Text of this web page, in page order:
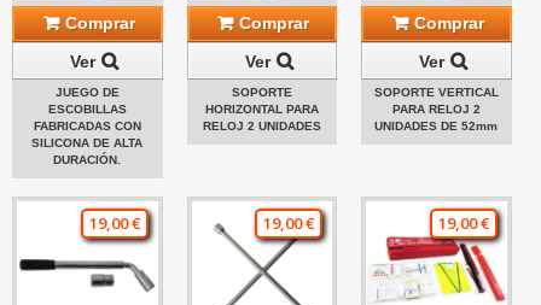
Comprar
Ver
JUEGO DE
ESCOBILLAS
FABRICADAS CON
SILICONA DE ALTA
DURACIÓN.
Comprar
Ver
SOPORTE
HORIZONTAL PARA
RELOJ 2 UNIDADES
Comprar
Ver
SOPORTE VERTICAL
PARA RELOJ 2
UNIDADES DE 52mm
19,00 € 19,00 € 19,00 €